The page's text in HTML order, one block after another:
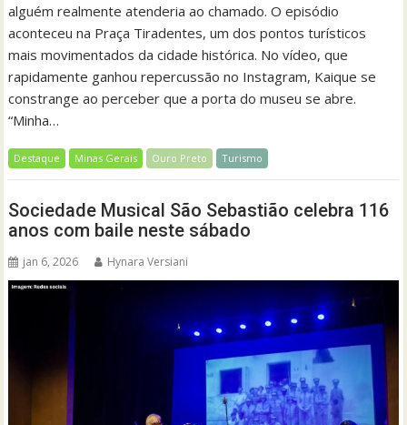
alguém realmente atenderia ao chamado. O episódio
aconteceu na Praça Tiradentes, um dos pontos turísticos
mais movimentados da cidade histórica. No vídeo, que
rapidamente ganhou repercussão no Instagram, Kaique se
constrange ao perceber que a porta do museu se abre.
“Minha…
Destaque Minas Gerais Ouro Preto Turismo
Sociedade Musical São Sebastião celebra 116
anos com baile neste sábado
jan 6, 2026 Hynara Versiani